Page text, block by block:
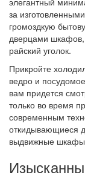
за
громоздкую
дверцами шкафов,
райский уголок.
Прикройте
ведро и
вам придется
только во время
современным
откидывающиеся
выдвижные